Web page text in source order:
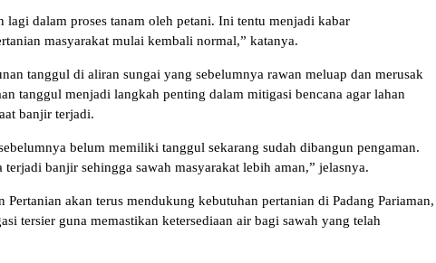
lagi dalam proses tanam oleh petani. Ini tentu menjadi kabar
masyarakat mulai kembali normal,” katanya.
tanggul di aliran sungai yang sebelumnya rawan meluap dan merusak
tanggul menjadi langkah penting dalam mitigasi bencana agar lahan
banjir terjadi.
belum memiliki tanggul sekarang sudah dibangun pengaman.
banjir sehingga sawah masyarakat lebih aman,” jelasnya.
akan terus mendukung kebutuhan pertanian di Padang Pariaman,
tersier guna memastikan ketersediaan air bagi sawah yang telah